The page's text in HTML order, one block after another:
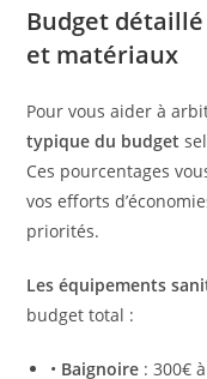
Budget
et matériaux
Pour vous aider à
typique du budget
Ces pourcentages
vos efforts
priorités.
Les équipements
budget total :
• Baignoire : 300€